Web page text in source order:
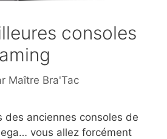
consoles
Maître Bra'Tac
des anciennes consoles de
vous allez forcément